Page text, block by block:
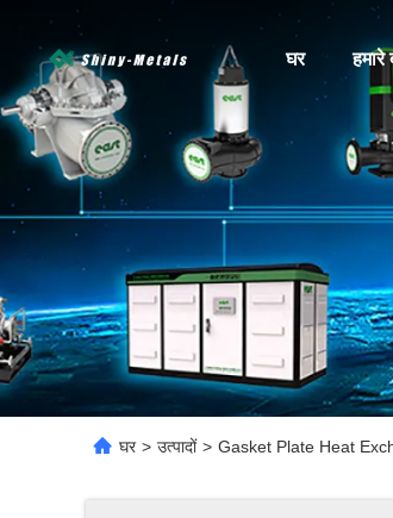
घर हमारे
घर > उत्पादों > Gasket Plate Heat